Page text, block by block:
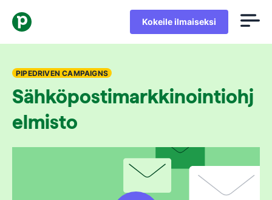
Kokeile ilmaiseksi
PIPEDRIVEN CAMPAIGNS
Sähköpostimarkkinointiohj
elmisto